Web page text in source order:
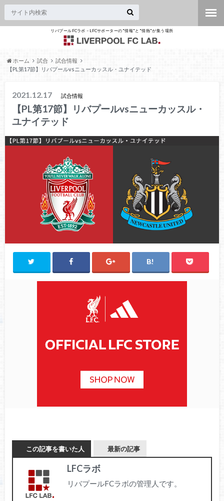
リバプールFCラボ – LFCサポーターの"情報"と"情熱"が集う場所
ホーム 試合
試合情報
【PL第17節】リバプールvsニューカッスル・ユナイテッド
2021.12.17 試合情報
【PL第17節】リバプールvsニューカッスル・
ユナイテッド
この記事を書いた人 最新の記事
LFCラボ
リバプールFCラボの管理人です。